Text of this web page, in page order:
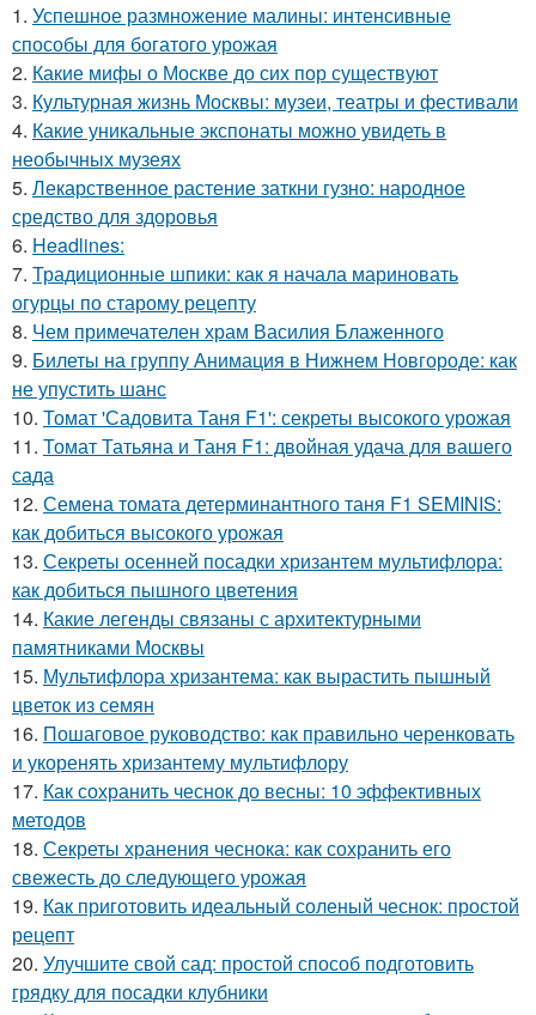
1. Успешное размножение малины: интенсивные
способы для богатого урожая
2. Какие мифы о Москве до сих пор существуют
3. Культурная жизнь Москвы: музеи, театры и фестивали
4. Какие уникальные экспонаты можно увидеть в
необычных музеях
5. Лекарственное растение заткни гузно: народное
средство для здоровья
6. Headlines:
7. Традиционные шпики: как я начала мариновать
огурцы по старому рецепту
8. Чем примечателен храм Василия Блаженного
9. Билеты на группу Анимация в Нижнем Новгороде: как
не упустить шанс
10. Томат 'Садовита Таня F1': секреты высокого урожая
11. Томат Татьяна и Таня F1: двойная удача для вашего
сада
12. Семена томата детерминантного таня F1 SEMINIS:
как добиться высокого урожая
13. Секреты осенней посадки хризантем мультифлора:
как добиться пышного цветения
14. Какие легенды связаны с архитектурными
памятниками Москвы
15. Мультифлора хризантема: как вырастить пышный
цветок из семян
16. Пошаговое руководство: как правильно черенковать
и укоренять хризантему мультифлору
17. Как сохранить чеснок до весны: 10 эффективных
методов
18. Секреты хранения чеснока: как сохранить его
свежесть до следующего урожая
19. Как приготовить идеальный соленый чеснок: простой
рецепт
20. Улучшите свой сад: простой способ подготовить
грядку для посадки клубники